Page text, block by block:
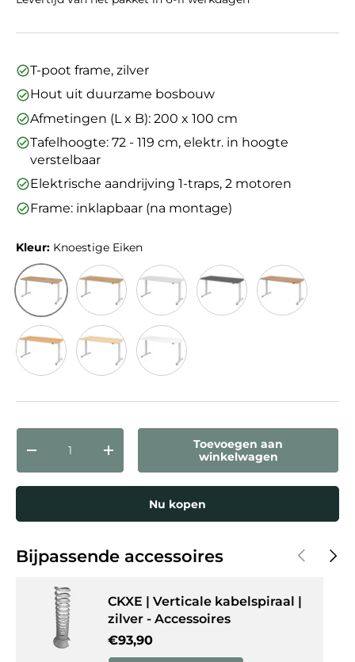
T-poot frame, zilver
Hout uit duurzame bosbouw
Afmetingen (L x B): 200 x 100 cm
Tafelhoogte: 72 - 119 cm, elektr. in hoogte
verstelbaar
Elektrische aandrijving 1-traps, 2 motoren
Frame: inklapbaar (na montage)
Kleur: Knoestige Eiken
Knoestige Eiken
Eiken Grijs
Aantal
Verlaag de hoeveelheidVerhoog de hoeveelheid
Toevoegen aan
winkelwagen
Nu kopen
Bijpassende accessoires Vorige
CKXE | Verticale kabelspiraal |
zilver - Accessoires
Reguliere prijs
€93,90